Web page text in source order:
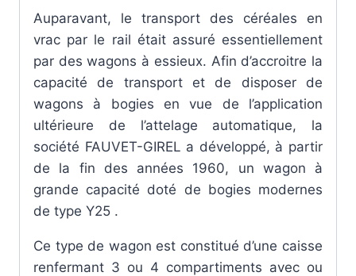
Auparavant, le transport des céréales en
vrac par le rail était assuré essentiellement
par des wagons à essieux. Afin d’accroitre la
capacité de transport et de disposer de
wagons à bogies en vue de l’application
ultérieure de l’attelage automatique, la
société FAUVET-GIREL a développé, à partir
de la fin des années 1960, un wagon à
grande capacité doté de bogies modernes
de type Y25 .
Ce type de wagon est constitué d’une caisse
renfermant 3 ou 4 compartiments avec ou